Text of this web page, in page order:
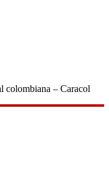
colombiana – Caracol